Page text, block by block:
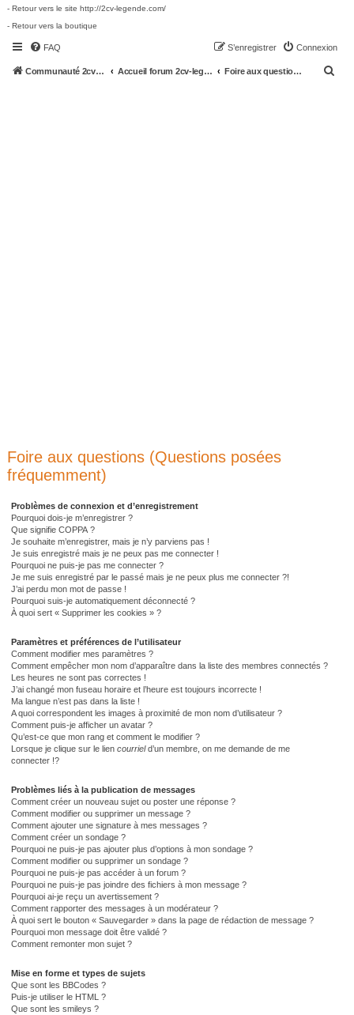
- Retour vers le site http://2cv-legende.com/
- Retour vers la boutique
FAQ Connexion
S’enregistrer
Communauté 2cv-legende.com Accueil forum 2cv-legende.com Foire aux questions (Questions posées fréquemment)
Foire aux questions (Questions posées
fréquemment)
Problèmes de connexion et d’enregistrement
Pourquoi dois-je m’enregistrer ?
Que signifie COPPA ?
Je souhaite m’enregistrer, mais je n’y parviens pas !
Je suis enregistré mais je ne peux pas me connecter !
Pourquoi ne puis-je pas me connecter ?
Je me suis enregistré par le passé mais je ne peux plus me connecter ?!
J’ai perdu mon mot de passe !
Pourquoi suis-je automatiquement déconnecté ?
À quoi sert « Supprimer les cookies » ?
Paramètres et préférences de l’utilisateur
Comment modifier mes paramètres ?
Comment empêcher mon nom d’apparaître dans la liste des membres connectés ?
Les heures ne sont pas correctes !
J’ai changé mon fuseau horaire et l’heure est toujours incorrecte !
Ma langue n’est pas dans la liste !
A quoi correspondent les images à proximité de mon nom d’utilisateur ?
Comment puis-je afficher un avatar ?
Qu’est-ce que mon rang et comment le modifier ?
Lorsque je clique sur le lien courrield’un membre, on me demande de me
connecter !?
Problèmes liés à la publication de messages
Comment créer un nouveau sujet ou poster une réponse ?
Comment modifier ou supprimer un message ?
Comment ajouter une signature à mes messages ?
Comment créer un sondage ?
Pourquoi ne puis-je pas ajouter plus d’options à mon sondage ?
Comment modifier ou supprimer un sondage ?
Pourquoi ne puis-je pas accéder à un forum ?
Pourquoi ne puis-je pas joindre des fichiers à mon message ?
Pourquoi ai-je reçu un avertissement ?
Comment rapporter des messages à un modérateur ?
À quoi sert le bouton « Sauvegarder » dans la page de rédaction de message ?
Pourquoi mon message doit être validé ?
Comment remonter mon sujet ?
Mise en forme et types de sujets
Que sont les BBCodes ?
Puis-je utiliser le HTML ?
Que sont les smileys ?